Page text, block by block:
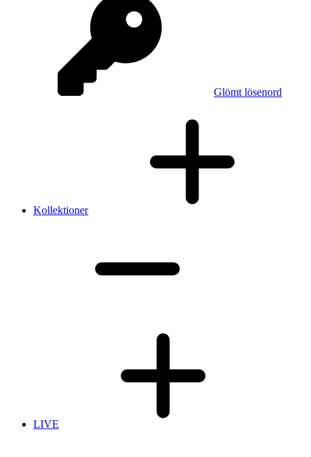
Glömt lösenord
Kollektioner
LIVE